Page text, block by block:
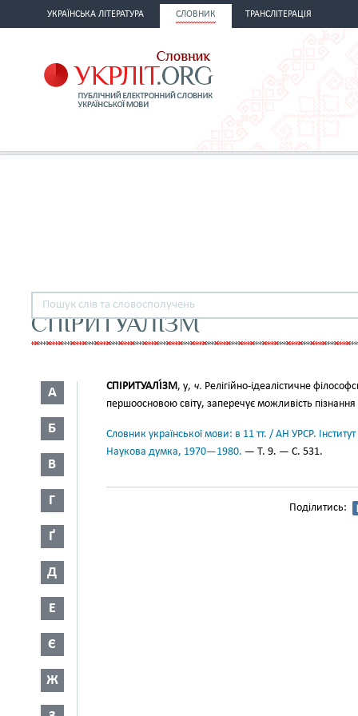
УКРАЇНСЬКА ЛІТЕРАТУРА СЛОВНИК ТРАНСЛІТЕРАЦІЯ
СПІРИТУАЛІЗМ
А
Б
В
Г
Ґ
Д
Е
Є
Ж
СПІРИТУАЛІ́ЗМ, у, ч. Релігійно-ідеалістичне
першоосновою світу, заперечує можливість пізнання
Словник української мови: в 11 тт. / АН УРСР.
Наукова думка, 1970—1980. — Т. 9. — С. 531.
Поділитись: